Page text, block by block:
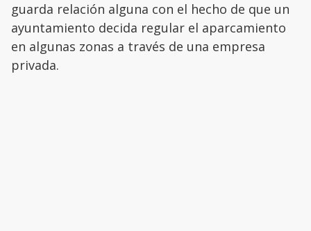
guarda relación alguna con el hecho de que un
ayuntamiento decida regular el aparcamiento
en algunas zonas a través de una empresa
privada.